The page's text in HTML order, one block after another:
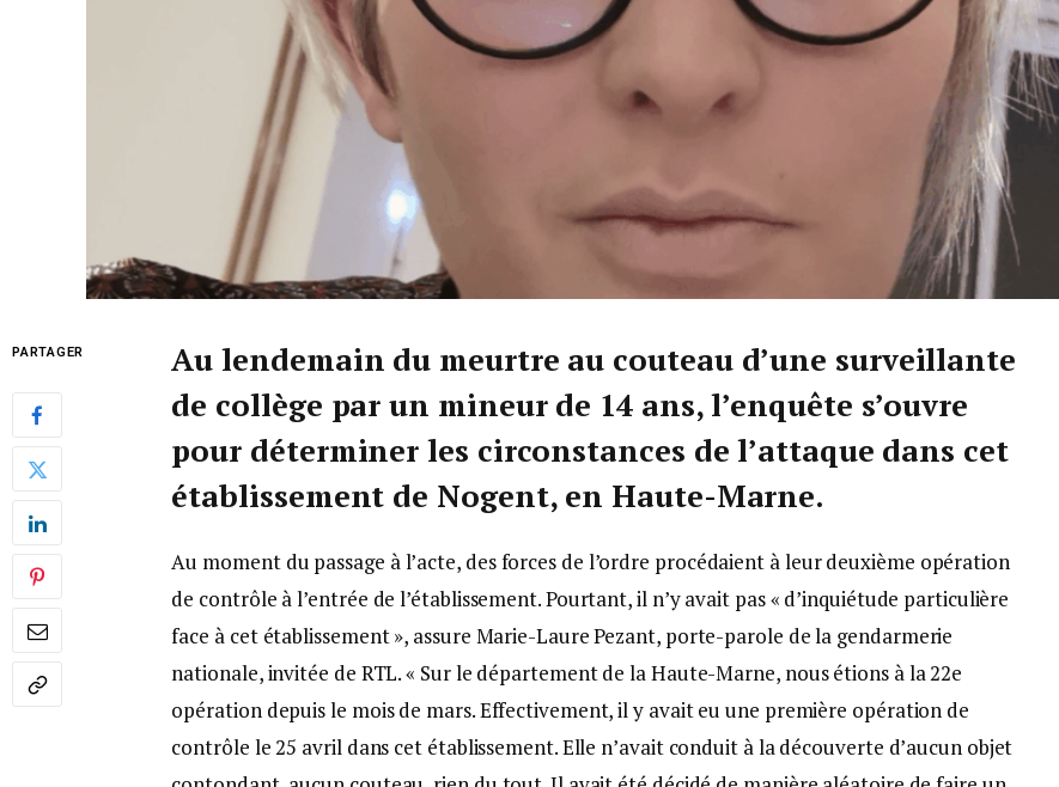
PARTAGER
Au lendemain du meurtre au couteau d’une surveillante
de collège par un mineur de 14 ans, l’enquête s’ouvre
pour déterminer les circonstances de l’attaque dans cet
établissement de Nogent, en Haute-Marne.
Au moment du passage à l’acte, des forces de l’ordre procédaient à leur deuxième opération
de contrôle à l’entrée de l’établissement. Pourtant, il n’y avait pas « d’inquiétude particulière
face à cet établissement », assure Marie-Laure Pezant, porte-parole de la gendarmerie
nationale, invitée de RTL. « Sur le département de la Haute-Marne, nous étions à la 22e
opération depuis le mois de mars. Effectivement, il y avait eu une première opération de
contrôle le 25 avril dans cet établissement. Elle n’avait conduit à la découverte d’aucun objet